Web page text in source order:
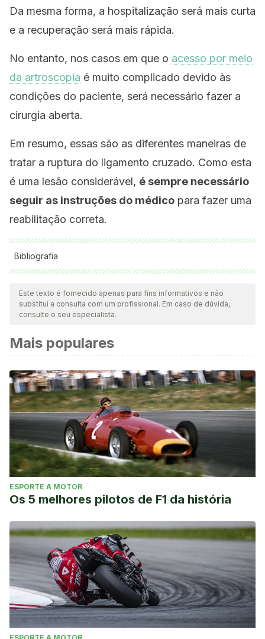
Da mesma forma, a hospitalização será mais curta
e a recuperação será mais rápida.
No entanto, nos casos em que o acesso por meio
da artroscopia é muito complicado devido às
condições do paciente, será necessário fazer a
cirurgia aberta.
Em resumo, essas são as diferentes maneiras de
tratar a ruptura do ligamento cruzado. Como esta
é uma lesão considerável, é sempre necessário
seguir as instruções do médico para fazer uma
reabilitação correta.
Bibliografia
Todas as fontes citadas foram minuciosamente revisadas por
nossa equipe para garantir sua qualidade, confiabilidade,
atualidade e validade. A bibliografia deste artigo foi
cientificamente.
Paschos NK, Howell SM. Anterior cruciate ligament
reconstruction: principles of treatment. EFORT open Rev
[Internet]. 2016 Nov [cited 2019 Jun 15];1(11):398–408.
Available from:
http://www.ncbi.nlm.nih.gov/pubmed/28461919
Nyland J, Mattocks A, Kibbe S, Kalloub A, Greene JW,
Caborn DNM. Anterior cruciate ligament reconstruction,
rehabilitation, and return to play: 2015 update. Open access
J Sport Med [Internet]. 2016 [cited 2019 Jun 15];7:21–32.
http://www.ncbi.nlm.nih.gov/pubmed/26955296
Este texto é fornecido apenas para fins informativos e não
substitui a consulta com um profissional. Em caso de dúvida,
consulte o seu especialista.
Mais populares
ESPORTE A MOTOR
Os 5 melhores pilotos de F1 da história